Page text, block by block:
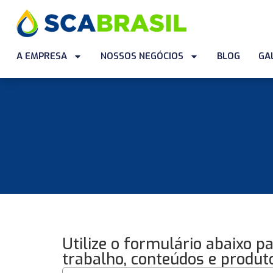
A EMPRESA NOSSOS NEGÓCIOS BLOG
Utilize o formulário abaixo
trabalho, conteúdos e